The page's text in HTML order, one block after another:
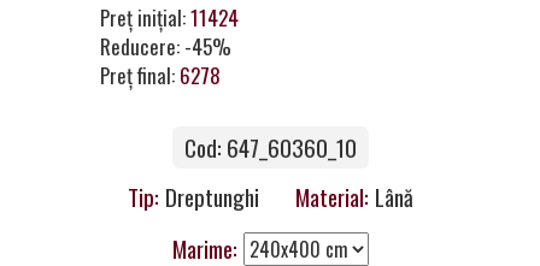
Preț inițial:11424
Reducere: -45%
Preț final: 6278
Cod: 647_60360_10
Tip: Dreptunghi Material: Lână
Marime: